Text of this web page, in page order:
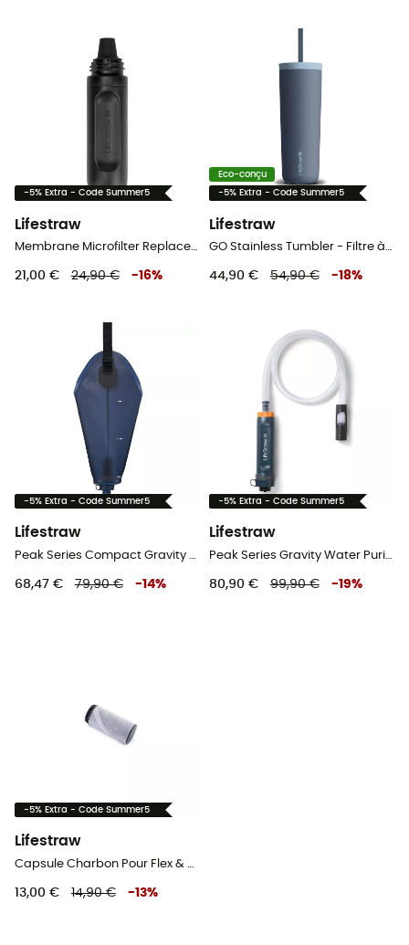
-5% Extra - Code Summer5
Lifestraw
Membrane Microfilter Replacement Peak Series - Filtre à eau
21,00 € 24,90 € -16%
Eco-conçu
-5% Extra - Code Summer5
Lifestraw
GO Stainless Tumbler - Filtre à eau
44,90 € 54,90 € -18%
-5% Extra - Code Summer5
Lifestraw
Peak Series Compact Gravity Water Filter System - Filtre à eau
68,47 € 79,90 € -14%
-5% Extra - Code Summer5
Lifestraw
Peak Series Gravity Water Purifier Filtre Seul - Filtre à eau
80,90 € 99,90 € -19%
-5% Extra - Code Summer5
Lifestraw
Capsule Charbon Pour Flex & Play - Capsule de remplacement
13,00 € 14,90 € -13%